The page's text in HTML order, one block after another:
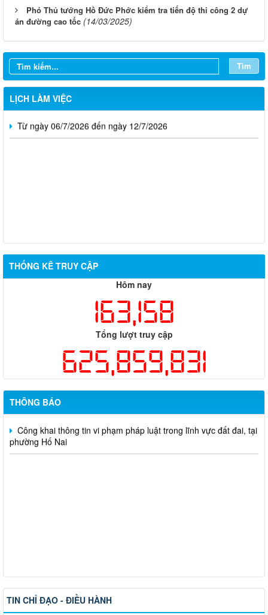
Phó Thủ tướng Hồ Đức Phớc kiểm tra tiến độ thi công 2 dự
án đường cao tốc (14/03/2025)
Tìm
LỊCH LÀM VIỆC
Từ ngày 03/8/2026 đến ngày 09/8/2026
Từ ngày 27/7/2026 đến ngày 02/8/2026
Từ ngày 20/7/2026 đến ngày 26/7/2026
Từ ngày 13/7/2026 đến ngày 18/7/2026
THỐNG KÊ TRUY CẬP
Hôm nay
163,158
Tổng lượt truy cập
625,859,831
THÔNG BÁO
Thông báo về việc tuyển dụng viên chức năm 2026
Thông báo tuyển chọn tổ chức và cá nhân chủ trì thực hiện
sách nhà nước đặt hàng thực hiện năm 2026 (đợt 1) lần 3
Kế hoạch Thông tin, tuyên truyền triển khai Kế hoạch Khám
sức khỏe định kỳ hoặc khám sàng lọc miễn phí ít nhất mỗi năm
một lần cho người dân trên địa bàn thành phố Đồng Nai
Hỗ trợ đăng tải thông tin hợp nhất, thay đổi địa chỉ trụ sở làm
việc
Công khai thông tin vi phạm pháp luật trong lĩnh vực đất đai, tại
phường Hố Nai
TIN CHỈ ĐẠO - ĐIỀU HÀNH